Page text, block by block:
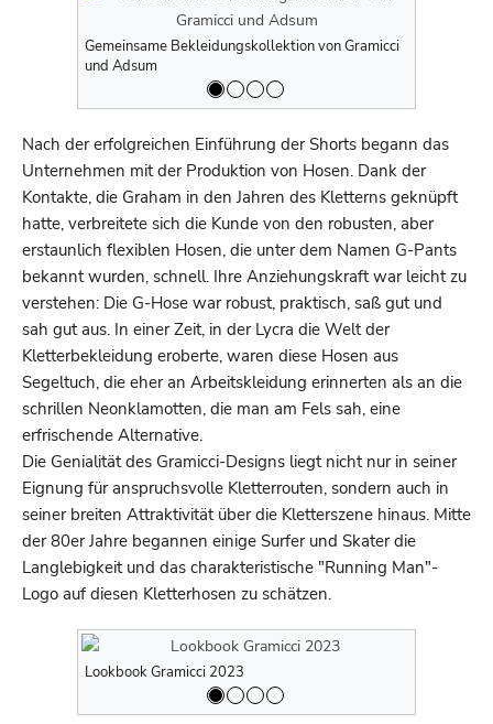
Gemeinsame Bekleidungskollektion von Gramicci
und Adsum
Nach der erfolgreichen Einführung der Shorts begann das
Unternehmen mit der Produktion von Hosen. Dank der
Kontakte, die Graham in den Jahren des Kletterns geknüpft
hatte, verbreitete sich die Kunde von den robusten, aber
erstaunlich flexiblen Hosen, die unter dem Namen G-Pants
bekannt wurden, schnell. Ihre Anziehungskraft war leicht zu
verstehen: Die G-Hose war robust, praktisch, saß gut und
sah gut aus. In einer Zeit, in der Lycra die Welt der
Kletterbekleidung eroberte, waren diese Hosen aus
Segeltuch, die eher an Arbeitskleidung erinnerten als an die
schrillen Neonklamotten, die man am Fels sah, eine
erfrischende Alternative.
Die Genialität des Gramicci-Designs liegt nicht nur in seiner
Eignung für anspruchsvolle Kletterrouten, sondern auch in
seiner breiten Attraktivität über die Kletterszene hinaus. Mitte
der 80er Jahre begannen einige Surfer und Skater die
Langlebigkeit und das charakteristische "Running Man"-
Logo auf diesen Kletterhosen zu schätzen.
Lookbook Gramicci 2023